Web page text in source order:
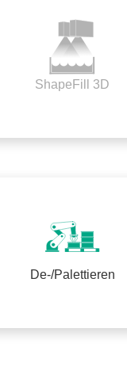
ShapeFill 3D
De-/Palettieren